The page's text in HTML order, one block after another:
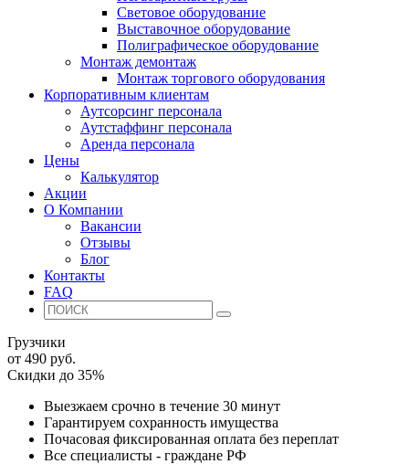
Световое оборудование
Выставочное оборудование
Полиграфическое оборудование
Монтаж демонтаж
Монтаж торгового оборудования
Корпоративным клиентам
Аутсорсинг персонала
Аутстаффинг персонала
Аренда персонала
Цены
Калькулятор
Акции
О Компании
Вакансии
Отзывы
Блог
Контакты
FAQ
Грузчики
от 490 руб.
Скидки до 35%
Выезжаем срочно в течение 30 минут
Гарантируем сохранность имущества
Почасовая фиксированная оплата без переплат
Все специалисты - граждане РФ